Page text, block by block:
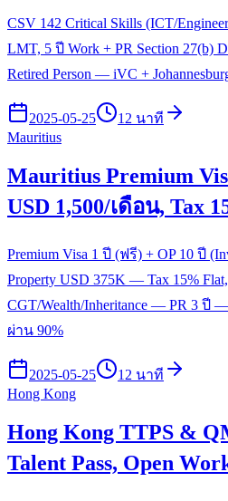
CSV 142 Critical Skills (ICT/
LMT, 5 ปี Work + PR Section 27(b)
Retired Person — iVC +
2025-05-25
12 นาที
Mauritius
Mauritius Premium
USD 1,500/เดือน, Tax
Premium Visa 1 ปี (ฟรี) + OP 10 ปี
Property USD 375K — Tax 15%
CGT/Wealth/Inheritance — PR 3 ปี
ผ่าน 90%
2025-05-25
12 นาที
Hong Kong
Hong Kong TTPS &
Talent Pass, Open